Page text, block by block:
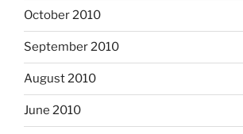
October 2010
September 2010
August 2010
June 2010